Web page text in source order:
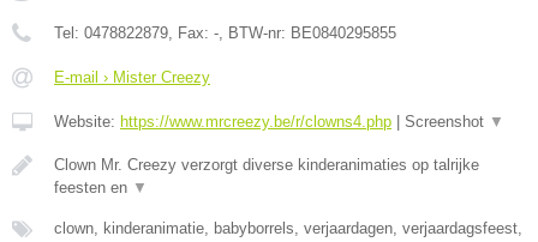
Tel: 0478822879, Fax: -, BTW-nr: BE0840295855
E-mail › Mister Creezy
Website: https://www.mrcreezy.be/r/clowns4.php Screenshot ▼
Clown Mr. Creezy verzorgt diverse kinderanimaties op talrijke
feesten en ▼
clown, kinderanimatie, babyborrels, verjaardagen, verjaardagsfeest,